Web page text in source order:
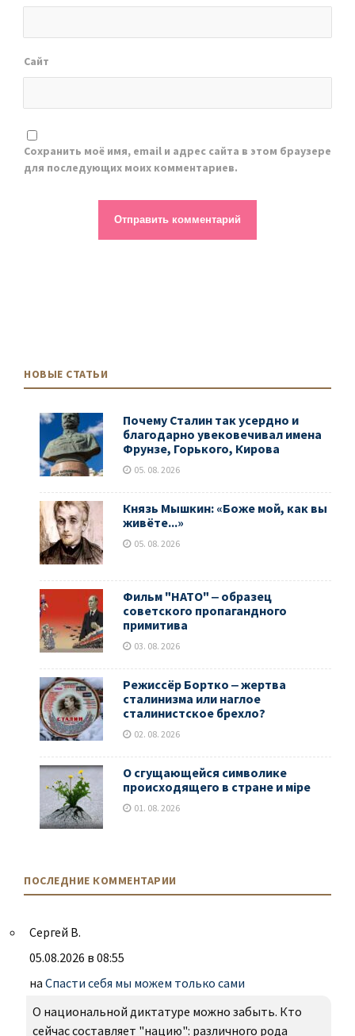
Сайт
Сохранить моё имя, email и адрес сайта в этом браузере
для последующих моих комментариев.
НОВЫЕ СТАТЬИ
Почему Сталин так усердно и
благодарно увековечивал имена
Фрунзе, Горького, Кирова
05. 08. 2026
Князь Мышкин: «Боже мой, как вы
живёте...»
05. 08. 2026
Фильм "НАТО" ‒ образец
советского пропагандного
примитива
03. 08. 2026
Режиссёр Бортко ‒ жертва
сталинизма или наглое
сталинистское брехло?
02. 08. 2026
О сгущающейся символике
происходящего в стране и мiре
01. 08. 2026
ПОСЛЕДНИЕ КОММЕНТАРИИ
Сергей В.
05.08.2026 в 08:55
на Спасти себя мы можем только сами
О национальной диктатуре можно забыть. Кто
сейчас составляет "нацию": различного рода